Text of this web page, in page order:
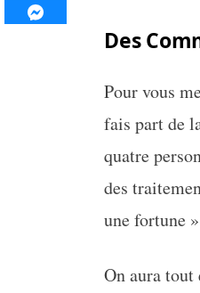
Des
Pour vous
fais part de
quatre
des
une fortune
On aura